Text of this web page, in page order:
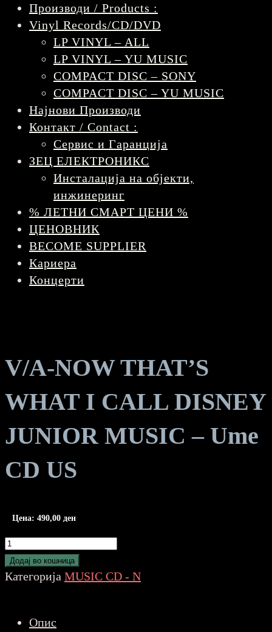
Производи / Products :
Vinyl Records/CD/DVD
LP VINYL – ALL
LP VINYL – YU MUSIC
COMPACT DISC – SONY
COMPACT DISC – YU MUSIC
Најнови Производи
Контакт / Contact :
Сервис и Гаранција
ЗЕЦ ЕЛЕКТРОНИКС
Инсталација на објекти,
инжинеринг
% ЛЕТНИ СМАРТ ЦЕНИ %
ЦЕНОВНИК
BECOME SUPPLIER
Кариера
Концерти
V/A-NOW THAT’S
WHAT I CALL DISNEY
JUNIOR MUSIC – Ume
CD US
Цена: 490,00 ден
V/A-
NOW
THAT'S
CALL
Додај во кошница
Категорија MUSIC CD - N
Опис